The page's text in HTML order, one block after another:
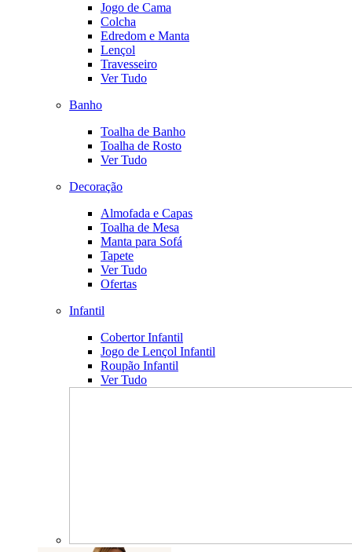
Jogo de Cama
Colcha
Edredom e Manta
Lençol
Travesseiro
Ver Tudo
Banho
Toalha de Banho
Toalha de Rosto
Ver Tudo
Decoração
Almofada e Capas
Toalha de Mesa
Manta para Sofá
Tapete
Ver Tudo
Ofertas
Infantil
Cobertor Infantil
Jogo de Lençol Infantil
Roupão Infantil
Ver Tudo